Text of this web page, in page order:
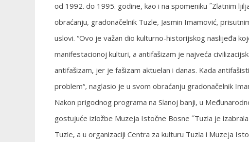
od 1992. do 1995. godine, kao i na spomeniku ˝Zlatnim
obraćanju, gradonačelnik Tuzle, Jasmin Imamović,
uslovi. “Ovo je važan dio kulturno-historijskog naslijeđa
manifestacionoj kulturi, a antifašizam je najveća
antifašizam, jer je fašizam aktuelan i danas. Kada
problem“, naglasio je u svom obraćanju gradonačelnik
Nakon prigodnog programa na Slanoj banji, u
gostujuće izložbe Muzeja Istočne Bosne ˝Tuzla je
Tuzle, a u organizaciji Centra za kulturu Tuzla i Muzeja